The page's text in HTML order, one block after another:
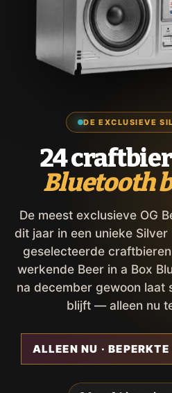
DE EXCLUSIEVE
24
Bluetooth
De meest exclusieve OG
dit jaar in een unieke
geselecteerde
werkende Beer in a Box
na december gewoon laat
blijft — alleen nu
ALLEEN NU ·